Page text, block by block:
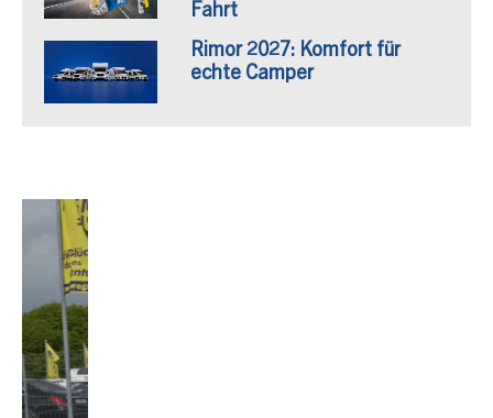
Fahrt
Rimor 2027: Komfort für
echte Camper